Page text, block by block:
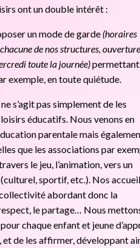
ont un double intérêt :
un mode de garde (horaires
de nos structures,
toute la journée)permettant
exemple, en toute quiétude.
s’agit pas simplement de les
éducatifs. Nous venons en
parentale mais
que les associations par
le jeu, l’animation, vers un
sportif, etc.). Nos
abordant donc la
le partage… Nous
chaque enfant et jeune
et de les affirmer, développant